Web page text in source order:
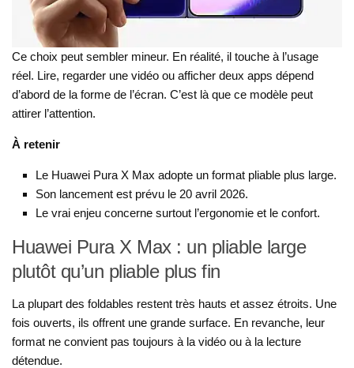
Ce choix peut sembler mineur. En réalité, il touche à l’usage
réel. Lire, regarder une vidéo ou afficher deux apps dépend
d’abord de la forme de l’écran. C’est là que ce modèle peut
attirer l’attention.
À retenir
Le Huawei Pura X Max adopte un format pliable plus large.
Son lancement est prévu le 20 avril 2026.
Le vrai enjeu concerne surtout l’ergonomie et le confort.
Huawei Pura X Max : un pliable large
plutôt qu’un pliable plus fin
La plupart des foldables restent très hauts et assez étroits. Une
fois ouverts, ils offrent une grande surface. En revanche, leur
format ne convient pas toujours à la vidéo ou à la lecture
détendue.